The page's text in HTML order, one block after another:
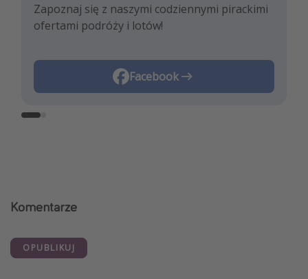
Zapoznaj się z naszymi codziennymi pirackimi
ofertami podróży i lotów!
Facebook
Pozwól nam zainspirować Cię najnowszymi
trendami i najlepszymi ofertami
Instagram
Komentarze
OPUBLIKUJ